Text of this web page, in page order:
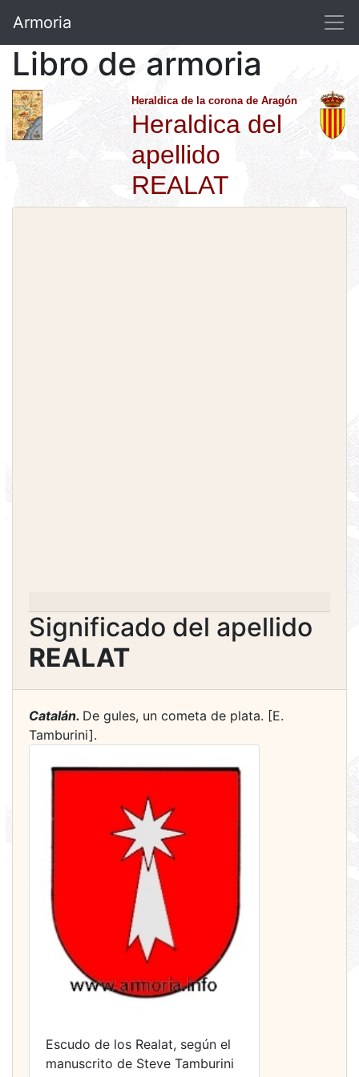
Armoria
Libro de armoria
Heraldica de la corona de Aragón
Heraldica del
apellido
REALAT
Significado del apellido
REALAT
Catalán. De gules, un cometa de plata. [E.
Tamburini].
Escudo de los Realat, según el
manuscrito de Steve Tamburini